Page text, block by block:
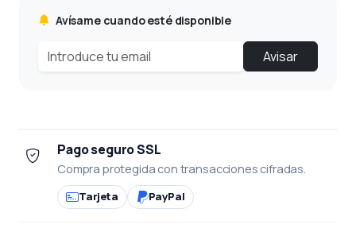
Avísame cuando esté disponible
Avisar
Pago seguro SSL
Compra protegida con transacciones cifradas.
Tarjeta PayPal